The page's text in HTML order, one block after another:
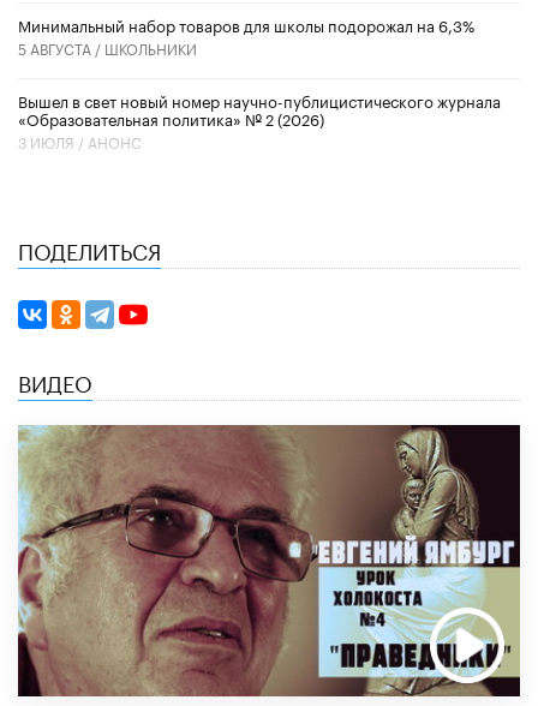
Минимальный набор товаров для школы подорожал на 6,3%
5 АВГУСТА / ШКОЛЬНИКИ
Вышел в свет новый номер научно-публицистического журнала
«Образовательная политика» № 2 (2026)
3 ИЮЛЯ / АНОНС
ПОДЕЛИТЬСЯ
ВИДЕО